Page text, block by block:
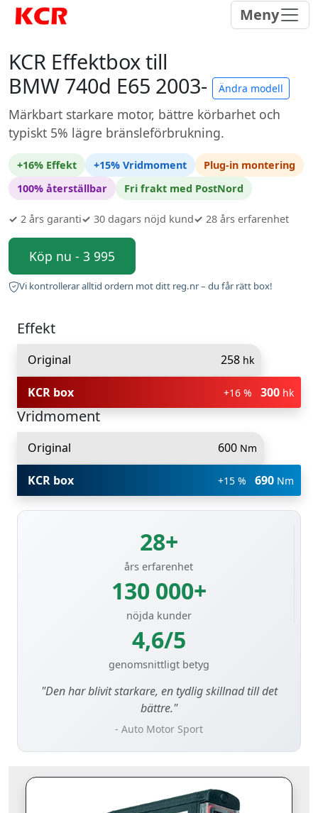
Meny
KCR Effektbox till
BMW 740d E65 2003-
Ändra modell
Märkbart starkare motor, bättre körbarhet och
typiskt 5% lägre bränsleförbrukning.
+16% Effekt +15% Vridmoment
Plug-in montering
100% återställbar
Fri frakt med PostNord
✓ 2 års garanti✓ 30 dagars nöjd kund✓ 28 års erfarenhet
Köp nu - 3 995
Vi kontrollerar alltid ordern mot ditt reg.nr – du får rätt box!
Effekt
Original 258 hk
KCR box +16 % 300 hk
Vridmoment
Original 600 Nm
KCR box +15 % 690 Nm
28+
års erfarenhet
130 000+
nöjda kunder
4,6/5
genomsnittligt betyg
"Den har blivit starkare, en tydlig skillnad till det
bättre."
- Auto Motor Sport